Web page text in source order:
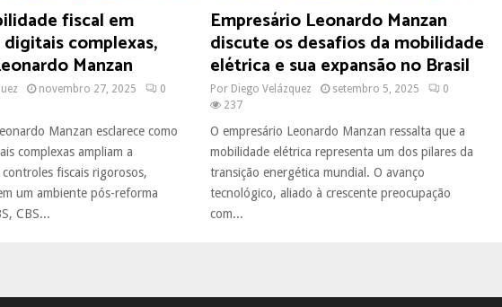
fiscal em
complexas,
Manzan
novembro 27, 2025
0
Manzan esclarece como
complexas ampliam a
controles fiscais rigorosos,
um ambiente pós-reforma
CBS...
Empresário Leonardo Manzan
discute os desafios da mobilidade
elétrica e sua expansão no Brasil
Por Diego Velázquez setembro 5, 2025
0
237
O empresário Leonardo Manzan ressalta que a
mobilidade elétrica representa um dos pilares da
transição energética mundial. O avanço
tecnológico, aliado à crescente preocupação
com...